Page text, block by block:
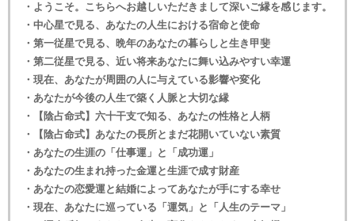
・ようこそ。こちらへお越しいただきまして深いご縁を感じます。
・中心星で見る、あなたの人生における宿命と使命
・第一従星で見る、晩年のあなたの暮らしと生き甲斐
・第二従星で見る、近い将来あなたに舞い込みやすい幸運
・現在、あなたが周囲の人に与えている影響や変化
・あなたが今後の人生で築く人脈と大切な縁
・【陰占命式】六十干支で知る、あなたの性格と人柄
・【陰占命式】あなたの長所とまだ花開いていない素質
・あなたの生涯の「仕事運」と「成功運」
・あなたの生まれ持った金運と生涯で成す財産
・あなたの恋愛運と結婚によってあなたが手にする幸せ
・現在、あなたに巡っている「運気」と「人生のテーマ」